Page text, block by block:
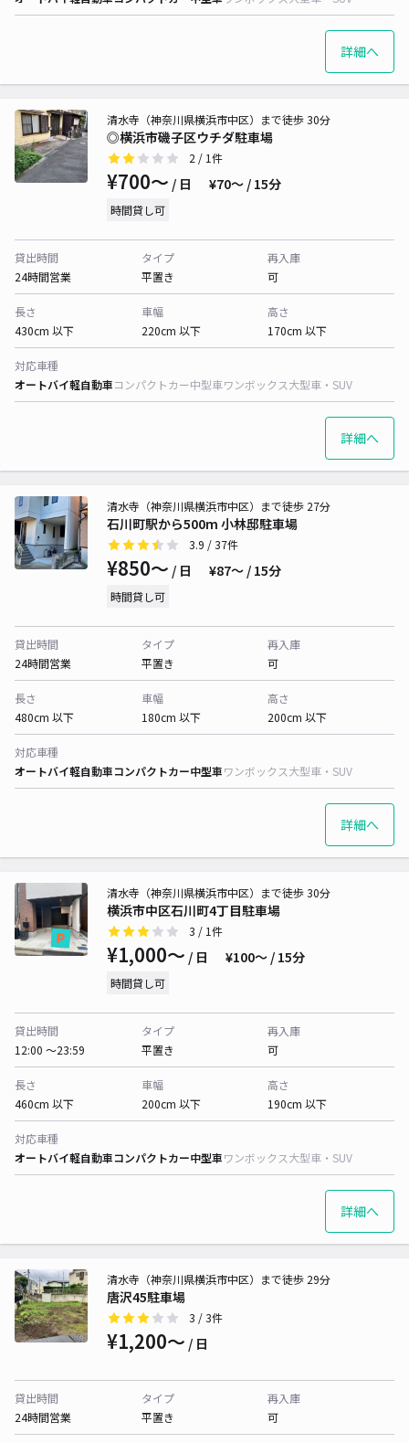
詳細へ
◎横浜市磯子区ウチダ駐車場
清水寺（神奈川県横浜市中区）まで徒歩 30分
2 / 1件
¥700〜 / 日 ¥70〜 / 15分
時間貸し可
貸出時間
24時間営業
タイプ
平置き
再入庫
可
長さ
430cm 以下
車幅
220cm 以下
高さ
170cm 以下
対応車種
オートバイ軽自動車コンパクトカー中型車ワンボックス大型車・SUV
詳細へ
石川町駅から500m 小林邸駐車場
清水寺（神奈川県横浜市中区）まで徒歩 27分
3.9 / 37件
¥850〜 / 日 ¥87〜 / 15分
時間貸し可
貸出時間
24時間営業
タイプ
平置き
再入庫
可
長さ
480cm 以下
車幅
180cm 以下
高さ
200cm 以下
対応車種
オートバイ軽自動車コンパクトカー中型車ワンボックス大型車・SUV
詳細へ
横浜市中区石川町4丁目駐車場
清水寺（神奈川県横浜市中区）まで徒歩 30分
3 / 1件
¥1,000〜 / 日 ¥100〜 / 15分
時間貸し可
貸出時間
12:00 〜23:59
タイプ
平置き
再入庫
可
長さ
460cm 以下
車幅
200cm 以下
高さ
190cm 以下
対応車種
オートバイ軽自動車コンパクトカー中型車ワンボックス大型車・SUV
詳細へ
唐沢45駐車場
清水寺（神奈川県横浜市中区）まで徒歩 29分
3 / 3件
¥1,200〜 / 日
貸出時間
24時間営業
タイプ
平置き
再入庫
可